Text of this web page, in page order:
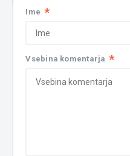
Ime *
Vsebina komentarja *